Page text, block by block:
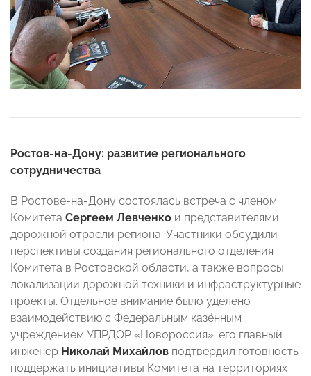
Ростов-на-Дону: развитие регионального
сотрудничества
В Ростове-на-Дону состоялась встреча с членом
Комитета Сергеем Левченко и представителями
дорожной отрасли региона. Участники обсудили
перспективы создания регионального отделения
Комитета в Ростовской области, а также вопросы
локализации дорожной техники и инфраструктурные
проекты. Отдельное внимание было уделено
взаимодействию с Федеральным казённым
учреждением УПРДОР «Новороссия»: его главный
инженер Николай Михайлов подтвердил готовность
поддержать инициативы Комитета на территориях